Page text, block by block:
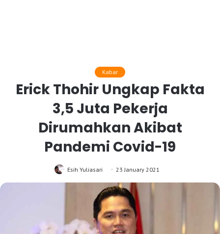
Kabar
Erick Thohir Ungkap Fakta
3,5 Juta Pekerja
Dirumahkan Akibat
Pandemi Covid-19
Esih Yuliasari 23 January 2021